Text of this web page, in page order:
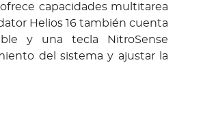
capacidades multitarea
Helios 16 también cuenta
y una tecla NitroSense
del sistema y ajustar la